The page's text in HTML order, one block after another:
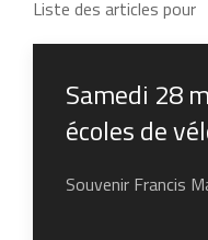
Liste des articles pour
Samedi 28
écoles de
Souvenir Francis